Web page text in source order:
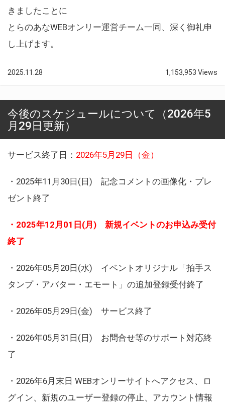
きましたことに
とらのあなWEBオンリー運営チーム一同、深く御礼申
し上げます。
2025.11.28 1,153,953 Views
今後のスケジュールについて（2026年5
月29日更新）
サービス終了日： 2026年5月29日（金）
・2025年11月30日(日) 記念コメントの画像化・プレ
ゼント終了
・2025年12月01日(月) 新規イベントのお申込み受付
終了
・2026年05月20日(水) イベントオリジナル「拍手ス
タンプ・アバター・エモート」の追加登録受付終了
・2026年05月29日(金) サービス終了
・2026年05月31日(日) お問合せ等のサポート対応終
了
・2026年6月末日 WEBオンリーサイトへアクセス、ロ
グイン、新規のユーザー登録の停止、アカウント情報